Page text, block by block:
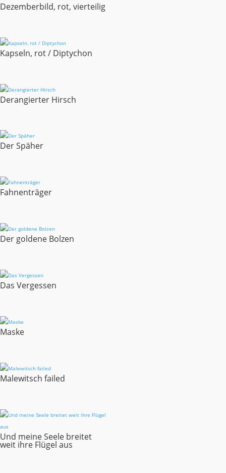
Dezemberbild, rot, vierteilig
Kapseln, rot / Diptychon
Derangierter Hirsch
Der Späher
Fahnenträger
Der goldene Bolzen
Das Vergessen
Maske
Malewitsch failed
Und meine Seele breitet
weit ihre Flügel aus